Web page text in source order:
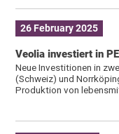
26 February 2025
Veolia investiert in
Neue Investitionen in
(Schweiz) und
Produktion von